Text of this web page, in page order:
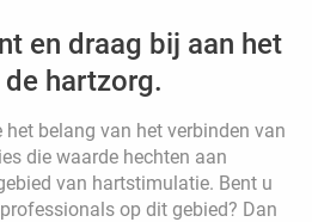
en draag bij aan het
hartzorg.
het belang van het verbinden van
die waarde hechten aan
van hartstimulatie. Bent u
op dit gebied? Dan